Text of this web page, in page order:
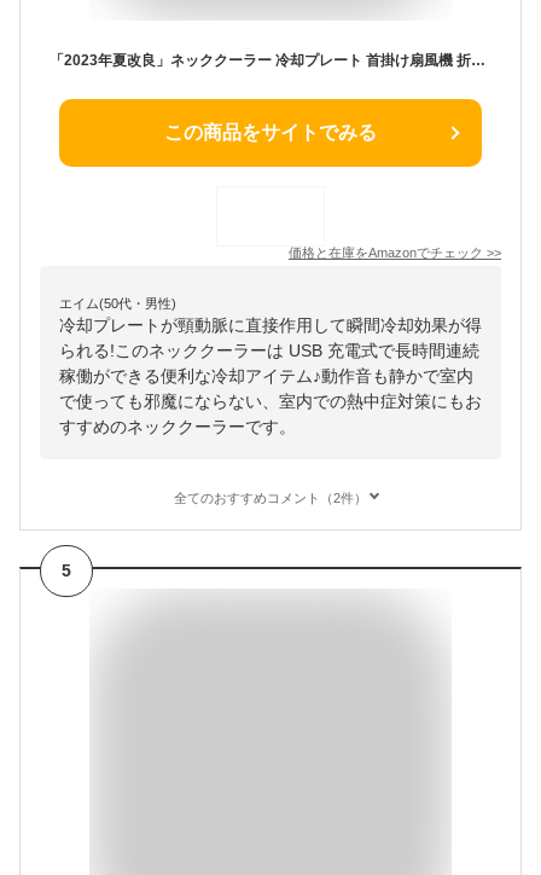
「2023年夏改良」ネッククーラー 冷却プレート 首掛け扇風機 折りたたみ式 瞬間冷却 ネックファン 羽根なし 強力 首掛けクーラー USB充電式 5000mAh 長時間連続稼働 熱中症対策 (白)
この商品をサイトでみる
価格と在庫をAmazonでチェック >>
エイム(50代・男性)
冷却プレートが頸動脈に直接作用して瞬間冷却効果が得
られる!このネッククーラーは USB 充電式で長時間連続
稼働ができる便利な冷却アイテム♪動作音も静かで室内
で使っても邪魔にならない、室内での熱中症対策にもお
すすめのネッククーラーです。
全てのおすすめコメント（2件）
5